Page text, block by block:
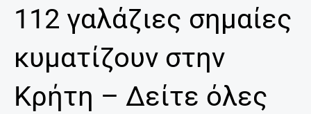
112 γαλάζιες σημαίες
κυματίζουν στην
Κρήτη – Δείτε όλες